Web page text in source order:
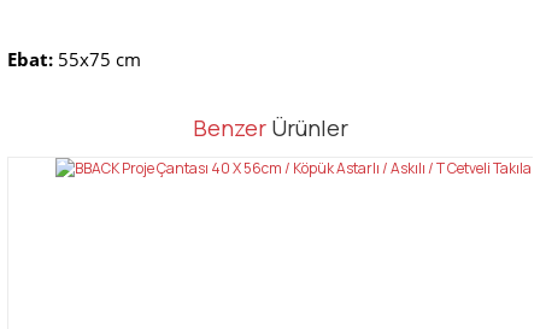
Ebat: 55x75 cm
Bu ürüne ilk yorumu siz yapın!
Bu ürünün fiyat bilgisi, resim, ürün açıklamalarında ve diğer
tarafımıza iletebilirsiniz.
Benzer Ürünler